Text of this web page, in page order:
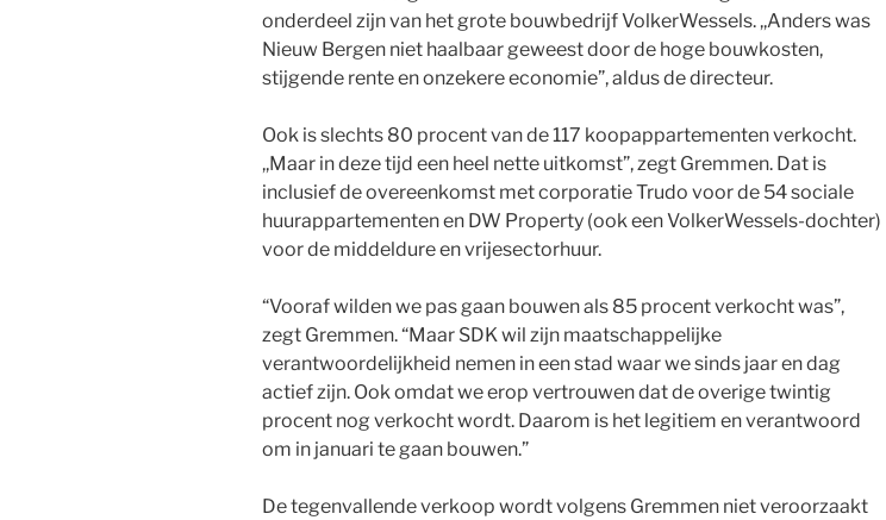
onderdeel zijn van het grote bouwbedrijf VolkerWessels. ,,Anders was
Nieuw Bergen niet haalbaar geweest door de hoge bouwkosten,
stijgende rente en onzekere economie”, aldus de directeur.
Ook is slechts 80 procent van de 117 koopappartementen verkocht.
,,Maar in deze tijd een heel nette uitkomst”, zegt Gremmen. Dat is
inclusief de overeenkomst met corporatie Trudo voor de 54 sociale
huurappartementen en DW Property (ook een VolkerWessels-dochter)
voor de middeldure en vrijesectorhuur.
“Vooraf wilden we pas gaan bouwen als 85 procent verkocht was”,
zegt Gremmen. “Maar SDK wil zijn maatschappelijke
verantwoordelijkheid nemen in een stad waar we sinds jaar en dag
actief zijn. Ook omdat we erop vertrouwen dat de overige twintig
procent nog verkocht wordt. Daarom is het legitiem en verantwoord
om in januari te gaan bouwen.”
De tegenvallende verkoop wordt volgens Gremmen niet veroorzaakt